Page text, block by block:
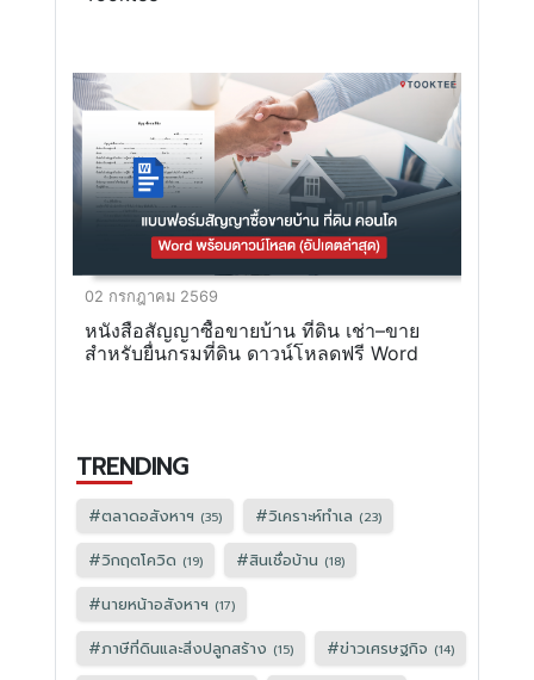
02 กรกฎาคม 2569
หนังสือสัญญาซื้อขายบ้าน ที่ดิน เช่า–ขาย
สำหรับยื่นกรมที่ดิน ดาวน์โหลดฟรี Word
TRENDING
#ตลาดอสังหาฯ (35) #วิเคราะห์ทำเล (23)
#วิกฤตโควิด (19) #สินเชื่อบ้าน (18)
#นายหน้าอสังหาฯ (17)
#ภาษีที่ดินและสิ่งปลูกสร้าง (15) #ข่าวเศรษฐกิจ (14)